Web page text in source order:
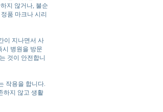
지 않거나, 불순
품 마크나 시리
이 지나면서 사
시 병원을 방문
것이 안전합니
작용을 합니다.
하지 않고 생활